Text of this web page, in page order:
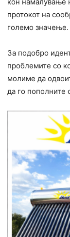
протокот на
големо значење.
За подобро
проблемите со
молиме да
да го пополните